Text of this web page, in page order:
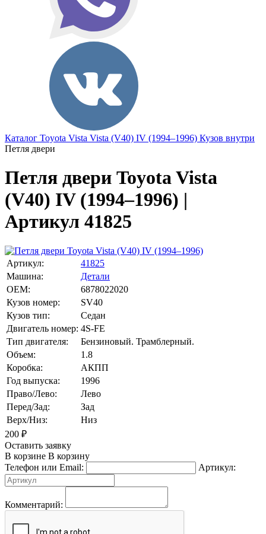
Каталог Toyota Vista Vista (V40) IV (1994–1996) Кузов внутри
Петля двери
Петля двери Toyota Vista
(V40) IV (1994–1996) |
Артикул 41825
Артикул:
41825
Машина:
Детали
OEM:
6878022020
Кузов номер:
SV40
Кузов тип:
Седан
Двигатель номер: 4S-FE
Тип двигателя:
Бензиновый. Трамблерный.
Объем:
1.8
Коробка:
АКПП
Год выпуска:
1996
Право/Лево:
Лево
Перед/Зад:
Зад
Верх/Низ:
Низ
200 ₽
Оставить заявку
В корзине В корзину
Телефон или Email:
Артикул:
Комментарий: